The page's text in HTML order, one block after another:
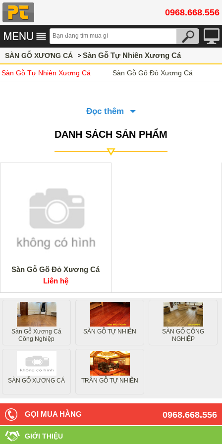
0968.668.556
SÀN GỖ XƯƠNG CÁ Sàn Gỗ Tự Nhiên Xương Cá
Sàn Gỗ Tự Nhiên Xương Cá Sàn Gỗ Gõ Đỏ Xương Cá
Đọc thêm
DANH SÁCH SẢN PHẨM
Sàn Gỗ Gõ Đỏ Xương Cá
Liên hệ
Sàn Gỗ Xương Cá
Công Nghiệp
SÀN GỖ TỰ NHIÊN
SÀN GỖ CÔNG
NGHIỆP
SÀN GỖ XƯƠNG CÁ TRẦN GỖ TỰ NHIÊN
0968.668.556
GỌI MUA HÀNG
GIỚI THIỆU